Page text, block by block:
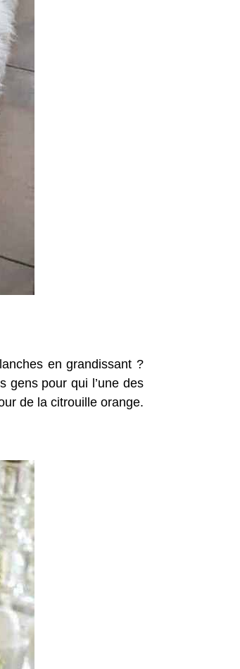
en grandissant ?
gens pour qui l’une des
de la citrouille orange.